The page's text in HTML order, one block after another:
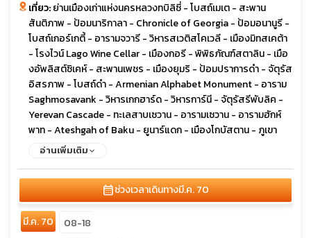
เที่ยว:ย่านเมืองเก่าแห่งนครหลวงทบิลิซี่ - โบสถ์เมเต - สะพาน
สันติภาพ - ป้อมนาริกาลา - Chronicle of Georgia - ป้อมอนานูรี -
โบสถ์เกอร์เกตี้ - อารามจวารี - วิหารสเวติสโคเวลี - เมืองมิทสเคต้า
- โรงไวน์ Lago Wine Cellar - เมืองกอรี - พิพิธภัณฑ์สตาลิน - เมือ
งอัพลิสต์ซิเคห์ - สะพานเพชร - เมืองยุมริ - ป้อมปราการดำ - จัตุรัส
อิสรภาพ - โบสถ์ดำ - Armenian Alphabet Monument - อาราม
Saghmosavank - วิหารเกกฮาร์ด - วิหารการ์นี - จัตุรัสรีพับลิค -
Yerevan Cascade - ทะเลสาบเซวาน - อารามเซวาน - อารามฮักห์
พาท - Ateshgah of Baku - ยูนาร์แดก - เมืองโกบัสตาน - ภูเขา
โคลน - เมืองเก่าบากู - พระราชวังแห่งราชวงศ์เชอร์วาน - คาราวาน
อ่านเพิ่มเติม
calendar_monthช่วงเวลาเดินทางมี.ค. 70
มี.ค. 70 08-18